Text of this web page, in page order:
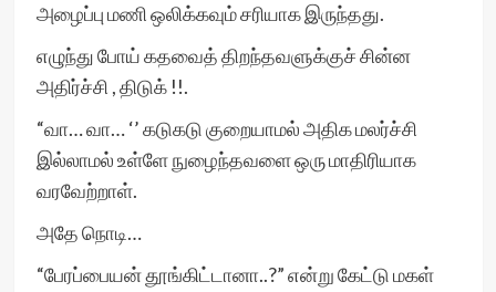
அழைப்பு மணி ஒலிக்கவும் சரியாக இருந்தது.
எழுந்து போய் கதவைத் திறந்தவளுக்குச் சின்ன
அதிர்ச்சி , திடுக் !!.
“வா… வா… ‘’ கடுகடு குறையாமல் அதிக மலர்ச்சி
இல்லாமல் உள்ளே நுழைந்தவளை ஒரு மாதிரியாக
வரவேற்றாள்.
அதே நொடி…
“பேரப்பையன் தூங்கிட்டானா..?” என்று கேட்டு மகள்